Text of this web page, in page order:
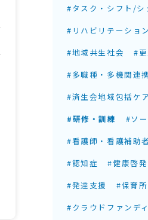
#タスク・シフト/シ
#リハビリテーション
#地域共生社会
#
#多職種・多機関連携
#済生会地域包括ケ
#研修・訓練
#ソ
#看護師・看護補助者
#認知症
#健康啓
#発達支援
#保育所
#クラウドファンデ